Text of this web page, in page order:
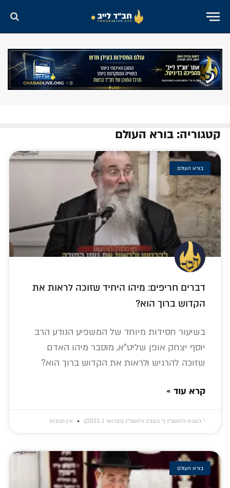
קטגוריה: בורא העולם
בורא העולם
דברים חריפים: מיהו היחיד שזוכה לראות את
הקדוש ברוך הוא?
בשיעור חסידות מיוחד של המשפיע הנודע הרב
יוסף יצחק אופן שליט"א, מוסבר מיהו האדם
שזוכה להרגיש ולראות את הקדוש ברוך הוא?
קרא עוד »
י׳ בשבט ה׳תשפ״ג (י׳ בשבט ה׳תשפ״ג (פברואר 1, 2023)) אין תגובות
בורא העולם